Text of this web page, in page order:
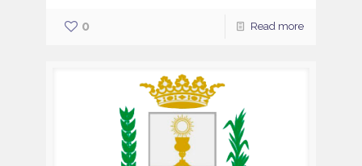
0 Read more